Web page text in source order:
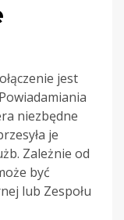
jest
niezbędne
je
Zależnie od
być
lub Zespołu